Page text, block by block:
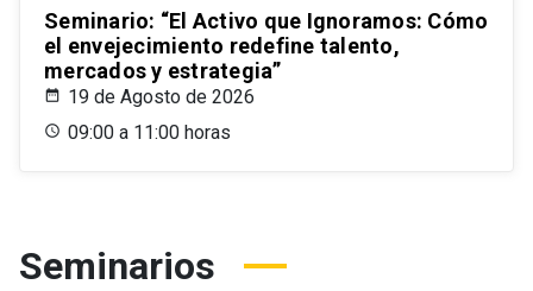
Seminario: “El Activo que Ignoramos: Cómo
el envejecimiento redefine talento,
mercados y estrategia”
19 de Agosto de 2026
09:00 a 11:00 horas
Seminarios